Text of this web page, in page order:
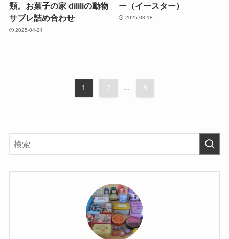
類。お菓子の家 dililiの動物
サブレ詰め合わせ
2025-04-24
ー（イースター）
2025-03-18
1 2 ... 8